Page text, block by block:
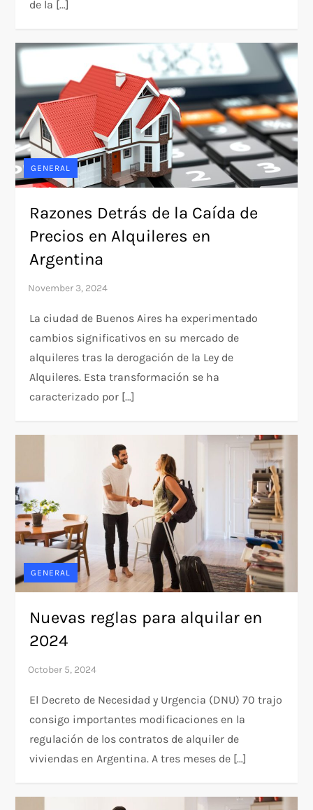
de la […]
GENERAL
Razones Detrás de la Caída de
Precios en Alquileres en
Argentina
La ciudad de Buenos Aires ha experimentado
cambios significativos en su mercado de
alquileres tras la derogación de la Ley de
Alquileres. Esta transformación se ha
caracterizado por […]
GENERAL
Nuevas reglas para alquilar en
2024
El Decreto de Necesidad y Urgencia (DNU) 70 trajo
consigo importantes modificaciones en la
regulación de los contratos de alquiler de
viviendas en Argentina. A tres meses de […]